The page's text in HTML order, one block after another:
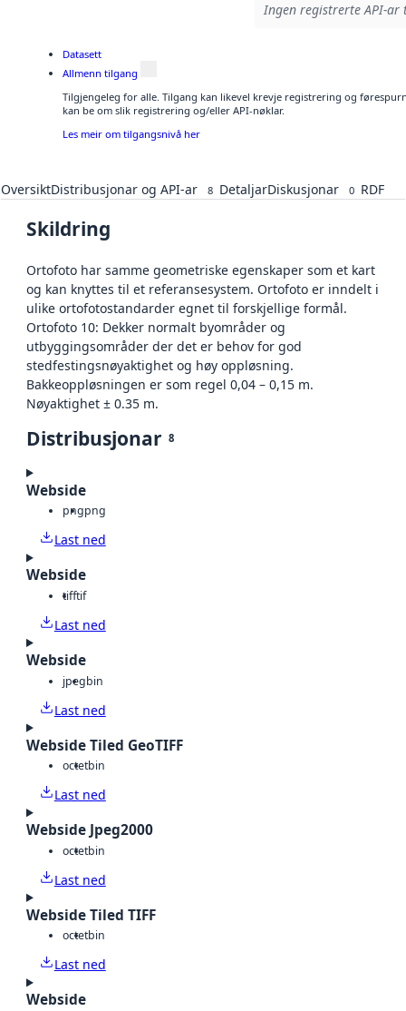
Ingen registrerte API-
Datasett
Allmenn tilgang
Tilgjengeleg for alle. Tilgang kan likevel krevje registrering og
kan be om slik registrering og/eller API-nøklar.
Les meir om tilgangsnivå her
OversiktDistribusjonar og API-ar 8 DetaljarDiskusjonar 0 RDF
Skildring
Ortofoto har samme geometriske egenskaper som et kart
og kan knyttes til et referansesystem. Ortofoto er inndelt i
ulike ortofotostandarder egnet til forskjellige formål.
Ortofoto 10: Dekker normalt byområder og
utbyggingsområder der det er behov for god
stedfestingsnøyaktighet og høy oppløsning.
Bakkeoppløsningen er som regel 0,04 – 0,15 m.
Nøyaktighet ± 0.35 m.
Distribusjonar 8
Webside
pngpng
Last ned
Webside
tifftif
Last ned
Webside
jpegbin
Last ned
Webside Tiled GeoTIFF
octetbin
Last ned
Webside Jpeg2000
octetbin
Last ned
Webside Tiled TIFF
octetbin
Last ned
Webside